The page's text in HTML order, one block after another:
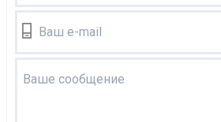
Ваш e-mail
Ваше сообщение